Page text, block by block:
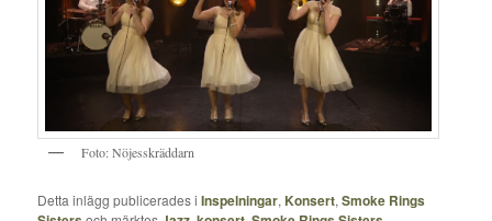
Foto: Nöjesskräddarn
Detta inlägg publicerades iInspelningar,Konsert,Smoke Rings